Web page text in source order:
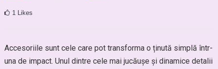
1 Likes
Accesoriile sunt cele care pot transforma o ținută simplă într-
una de impact. Unul dintre cele mai jucăușe și dinamice detalii